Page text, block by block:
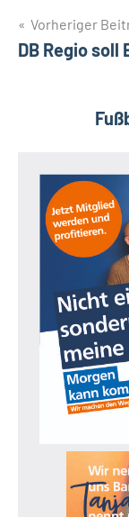
Vorheriger
DB Regio soll